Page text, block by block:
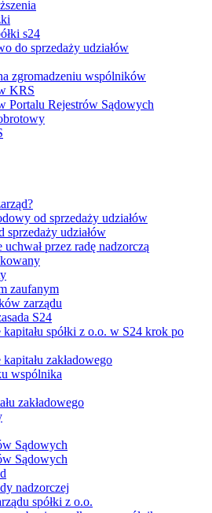
s24
do sprzedaży udziałów
zgromadzeniu wspólników
KRS
Portalu Rejestrów Sądowych
od sprzedaży udziałów
sprzedaży udziałów
przez radę nadzorczą
zaufanym
zarządu
S24
spółki z o.o. w S24 krok po
zakładowego
wspólnika
zakładowego
Sądowych
Sądowych
nadzorczej
spółki z o.o.